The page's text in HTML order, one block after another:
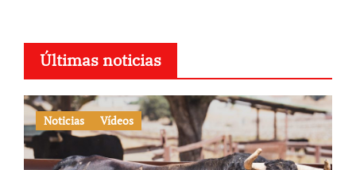
Últimas noticias
Noticias Vídeos